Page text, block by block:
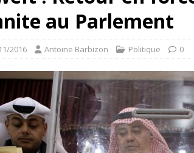
au Parlement
2016 Antoine Barbizon Politique 0